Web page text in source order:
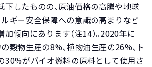
下したものの、原油価格の高騰や地球
ルギー安全保障への意識の高まりなど
傾向にあります（注14）。2020年に
穀物生産の8%、植物油生産の26%、ト
30%がバイオ燃料の原料として使用さ